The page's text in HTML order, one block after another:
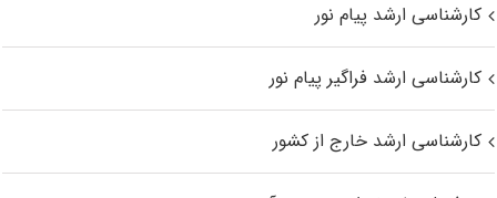
کارشناسی ارشد پیام نور
کارشناسی ارشد فراگیر پیام نور
کارشناسی ارشد خارج از کشور